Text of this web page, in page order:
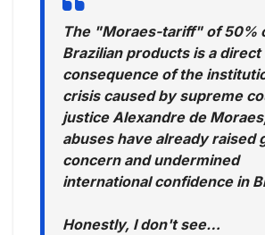
The "Moraes-tariff" of 50%
Brazilian products is a direct
consequence of the
crisis caused by supreme
justice Alexandre de
abuses have already raised
concern and undermined
international confidence in
Honestly, I don't see…